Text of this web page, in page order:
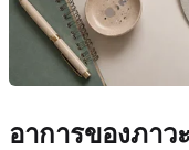
อาการของภา